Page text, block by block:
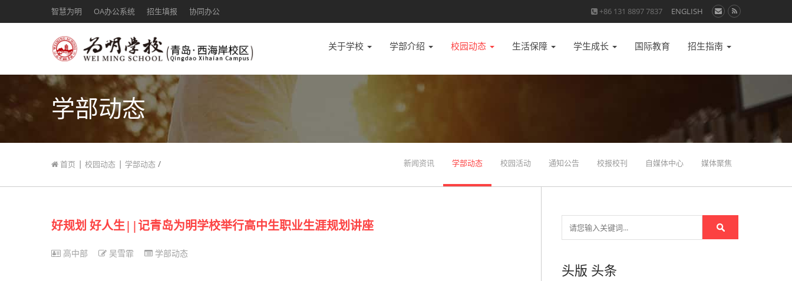
智慧为明 OA办公系统 招生填报 协同办公 +86 131 8897 7837 ENGLISH
关于学校 学部介绍 校园动态 生活保障 学生成长 国际教育 招生指南
学部动态
首页 | 校园动态 | 学部动态 / 新闻资讯 学部动态 校园活动 通知公告 校报校刊 自媒体中心 媒体聚焦
好规划 好人生||记青岛为明学校举行高中生职业生涯规划讲座
高中部 吴雪霏 学部动态
头版 头条